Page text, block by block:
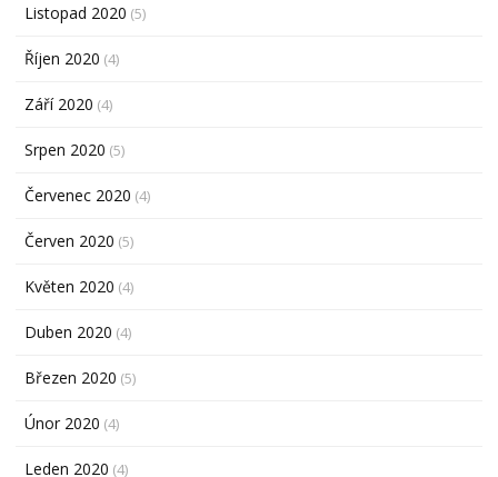
Listopad 2020 (5)
Říjen 2020 (4)
Září 2020 (4)
Srpen 2020 (5)
Červenec 2020 (4)
Červen 2020 (5)
Květen 2020 (4)
Duben 2020 (4)
Březen 2020 (5)
Únor 2020 (4)
Leden 2020 (4)